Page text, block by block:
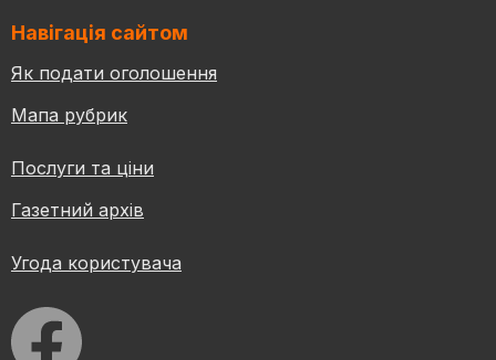
Навігація сайтом
Як подати оголошення
Мапа рубрик
Послуги та ціни
Газетний архів
Угода користувача